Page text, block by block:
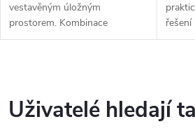
vestavěným úložným
prostorem. Kombinace
výkonného kompresoru a RF7
řešení
v
Uživatelé hledají